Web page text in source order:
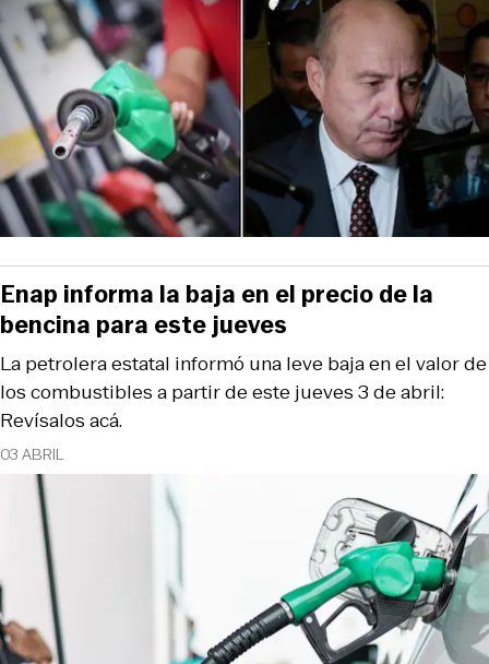
03 ABRIL
La petrolera estatal informó una leve baja en el valor de
los combustibles a partir de este jueves 3 de abril:
Revísalos acá.
Enap informa la baja en el precio de la
bencina para este jueves